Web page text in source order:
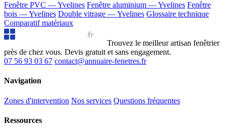
Fenêtre PVC — Yvelines Fenêtre aluminium — Yvelines Fenêtre
bois — Yvelines Double vitrage — Yvelines Glossaire technique
Comparatif matériaux
Annuaire Fenêtres.fr
Trouvez le meilleur artisan fenêtrier
près de chez vous. Devis gratuit et sans engagement.
07 56 93 03 67 contact@annuaire-fenetres.fr
Navigation
Zones d'intervention Nos services Questions fréquentes
Ressources